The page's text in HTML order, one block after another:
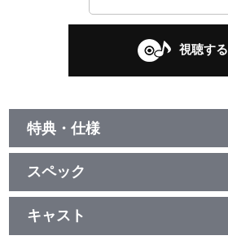
視聴する
特典・仕様
他、仕様
描き下ろしジャケット
スペック
品番：LACA-9410
ジャンル：国内アニメ音楽
アルバム
キャスト